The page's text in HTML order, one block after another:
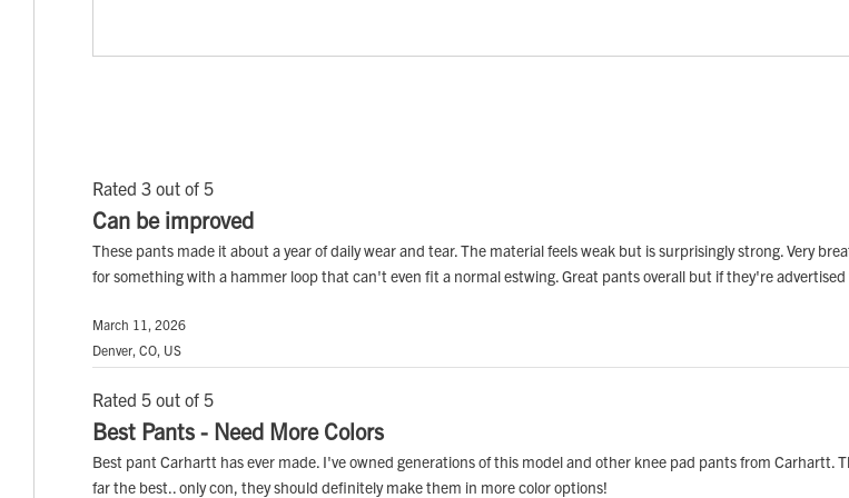
Rated 3 out of 5
Can be improved
These pants made it about a year of daily wear and tear. The material feels weak but is surprisingly strong. Very
for something with a hammer loop that can't even fit a normal estwing. Great pants overall but if they're
March 11, 2026
Denver, CO, US
Rated 5 out of 5
Best Pants - Need More Colors
Best pant Carhartt has ever made. I've owned generations of this model and other knee pad pants from
far the best.. only con, they should definitely make them in more color options!